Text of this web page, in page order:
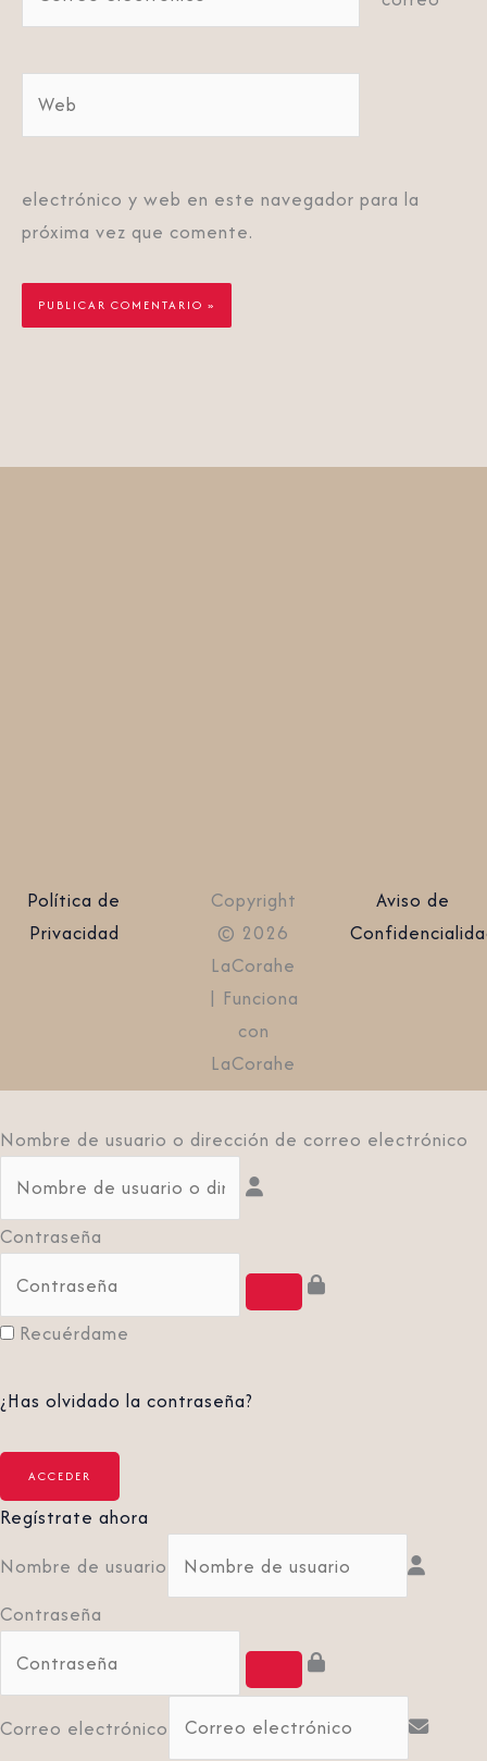
electrónico y web en este navegador para la
próxima vez que comente.
Política de
Privacidad
Copyright
© 2026
LaCorahe
| Funciona
con
LaCorahe
Aviso de
Nombre de usuario o dirección de correo electrónico
Contraseña
Recuérdame
¿Has olvidado la contraseña?
Regístrate ahora
Nombre de usuario
Contraseña
Correo electrónico